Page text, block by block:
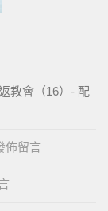
教會（16）- 配
佈留言